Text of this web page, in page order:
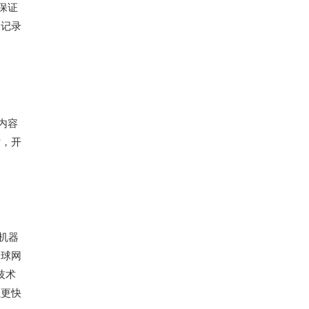
证
录
容
开
器
网
术
快